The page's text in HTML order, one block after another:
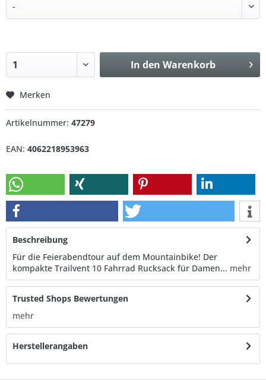
In den Warenkorb
Merken
Artikelnummer: 47279
EAN: 4062218953963
Beschreibung
Für die Feierabendtour auf dem Mountainbike! Der
kompakte Trailvent 10 Fahrrad Rucksack für Damen... mehr
Trusted Shops Bewertungen
mehr
Herstellerangaben